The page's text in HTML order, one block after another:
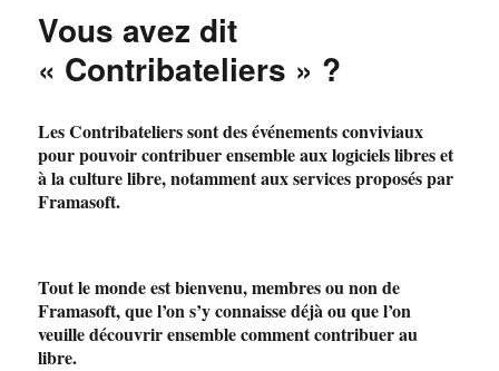
Vous avez dit
« Contribateliers » ?
Les Contribateliers sont des événements conviviaux
pour pouvoir contribuer ensemble aux logiciels libres et
à la culture libre, notamment aux services proposés par
Framasoft.
Tout le monde est bienvenu, membres ou non de
Framasoft, que l’on s’y connaisse déjà ou que l’on
veuille découvrir ensemble comment contribuer au
libre.